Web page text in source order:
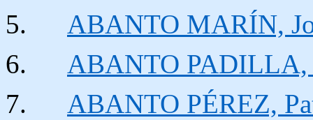
ABANTO MARÍN,
ABANTO PADILLA,
ABANTO PÉREZ,